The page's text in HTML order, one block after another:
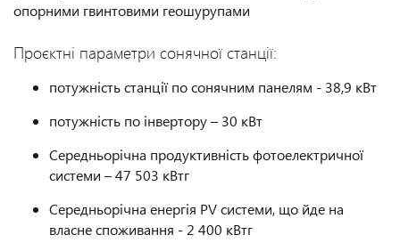
опорними гвинтовими геошурупами
Проєктні параметри сонячної станції:
потужність станції по сонячним панелям - 38,9 кВт
потужність по інвертору – 30 кВт
Середньорічна продуктивність фотоелектричної
системи – 47 503 кВтг
Середньорічна енергія PV системи, що йде на
власне споживання - 2 400 кВтг